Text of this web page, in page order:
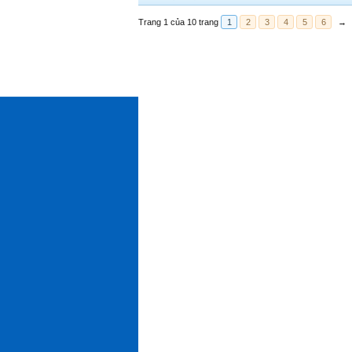
Trang 1 của 10 trang 1 2 3 4 5 6 →